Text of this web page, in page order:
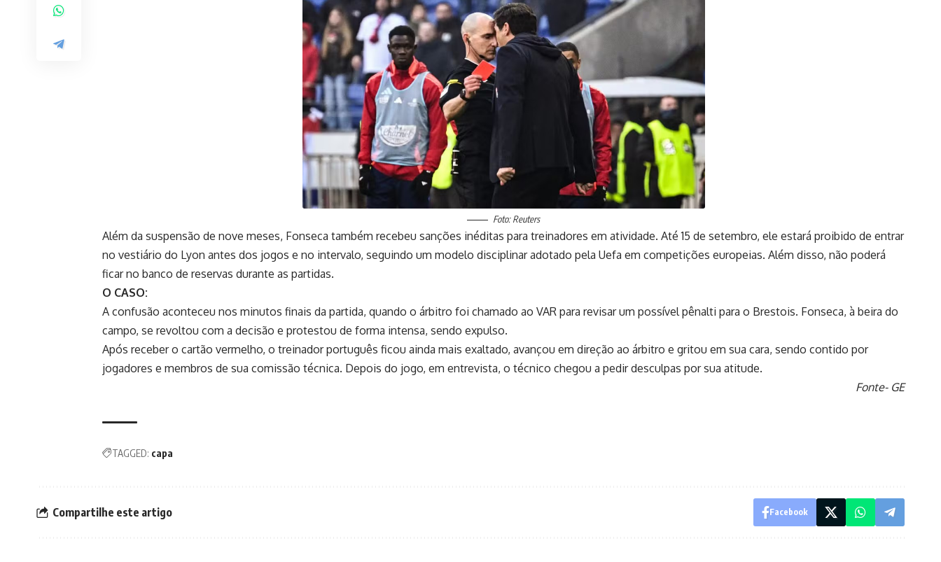
Foto: Reuters
Além da suspensão de nove meses, Fonseca também recebeu sanções inéditas para treinadores em atividade. Até 15 de setembro, ele estará proibido de entrar
no vestiário do Lyon antes dos jogos e no intervalo, seguindo um modelo disciplinar adotado pela Uefa em competições europeias. Além disso, não poderá
ficar no banco de reservas durante as partidas.
O CASO:
A confusão aconteceu nos minutos finais da partida, quando o árbitro foi chamado ao VAR para revisar um possível pênalti para o Brestois. Fonseca, à beira do
campo, se revoltou com a decisão e protestou de forma intensa, sendo expulso.
Após receber o cartão vermelho, o treinador português ficou ainda mais exaltado, avançou em direção ao árbitro e gritou em sua cara, sendo contido por
jogadores e membros de sua comissão técnica. Depois do jogo, em entrevista, o técnico chegou a pedir desculpas por sua atitude.
Fonte- GE
TAGGED: capa
Compartilhe este artigo Facebook